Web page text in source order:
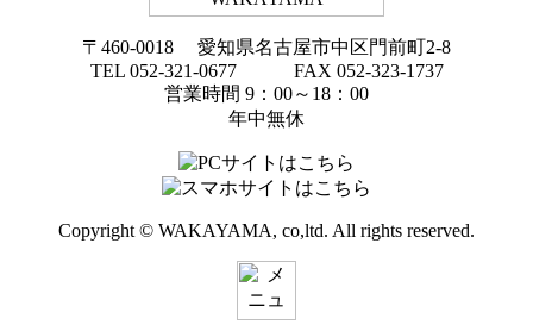
〒460-0018 愛知県名古屋市中区門前町2-8
TEL 052-321-0677 FAX 052-323-1737
営業時間 9：00～18：00
年中無休
Copyright © WAKAYAMA, co,ltd. All rights reserved.